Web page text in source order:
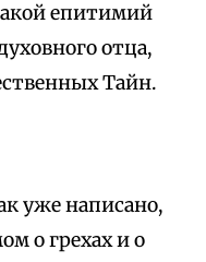
епитимий
отца,
Тайн.
уже написано,
о грехах и о